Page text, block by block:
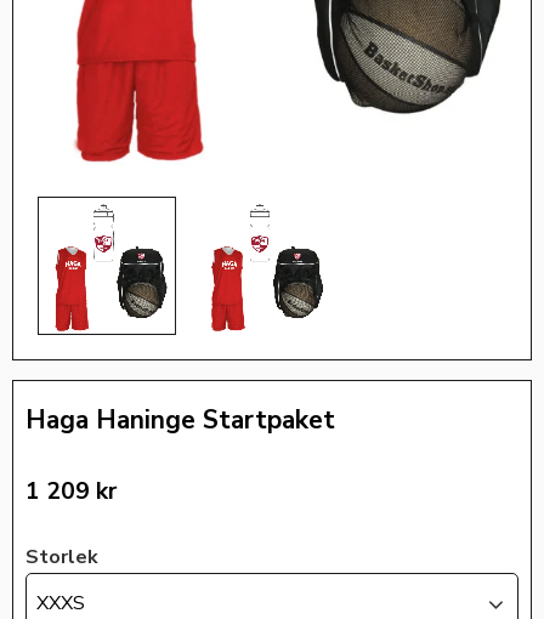
Haga Haninge Startpaket
1 209 kr
Storlek
XXXS